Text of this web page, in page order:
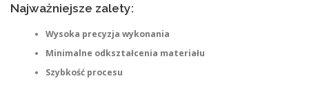
Najważniejsze zalety:
Wysoka precyzja wykonania
Minimalne odkształcenia materiału
Szybkość procesu